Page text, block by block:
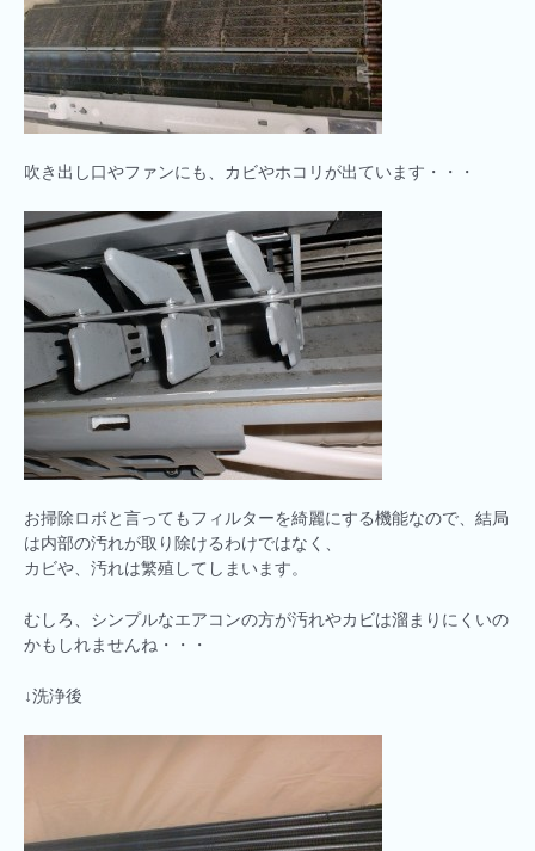
吹き出し口やファンにも、カビやホコリが出ています・・・
お掃除ロボと言ってもフィルターを綺麗にする機能なので、結局
は内部の汚れが取り除けるわけではなく、
カビや、汚れは繁殖してしまいます。
むしろ、シンプルなエアコンの方が汚れやカビは溜まりにくいの
かもしれませんね・・・
↓洗浄後